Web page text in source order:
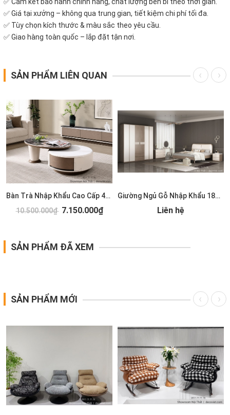
✅ Giá tại xưởng – không qua trung gian, tiết kiệm chi phí tối đa.
✅ Tùy chọn kích thước & màu sắc theo yêu cầu.
✅ Giao hàng toàn quốc – lắp đặt tận nơi.
SẢN PHẨM LIÊN QUAN
Bàn Trà Nhập Khẩu Cao Cấp 489S
10.500.000₫ 7.150.000₫
Giường Ngủ Gỗ Nhập Khẩu 185T
Liên hệ
SẢN PHẨM ĐÃ XEM
SẢN PHẨM MỚI